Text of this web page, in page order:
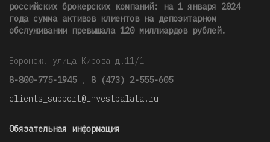
российских брокерских компаний: на 1 января 2024
года сумма активов клиентов на депозитарном
обслуживании превышала 120 миллиардов рублей.
Воронеж, улица Кирова д.11/1
8-800-775-1945 , 8 (473) 2-555-605
clients_support@investpalata.ru
Обязательная информация